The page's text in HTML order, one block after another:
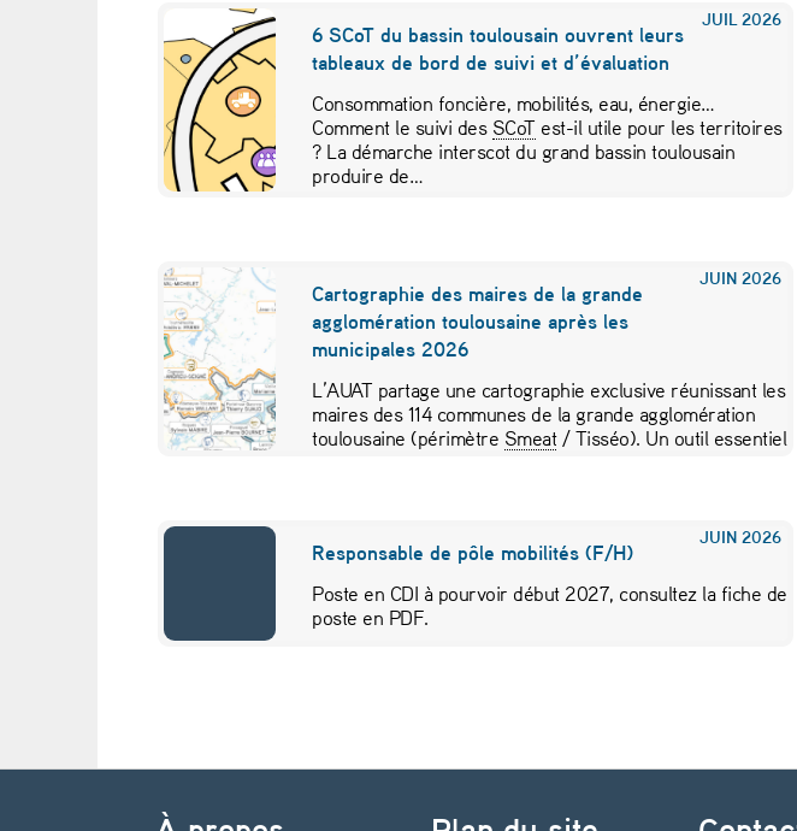
:
«
U
n
a
l
t
e
n
t
v
e
JUIL 2026
6 SCoT du bassin toulousain ouvrent leurs
tableaux de bord de suivi et d’évaluation
Consommation foncière, mobilités, eau, énergie…
Comment le suivi des SCoT est-il utile pour les territoires
? La démarche interscot du grand bassin toulousain
produire de…
JUIN 2026
Cartographie des maires de la grande
agglomération toulousaine après les
municipales 2026
L’AUAT partage une cartographie exclusive réunissant les
maires des 114 communes de la grande agglomération
toulousaine (périmètre Smeat/ Tisséo). Un outil essentiel
JUIN 2026
Responsable de pôle mobilités (F/H)
Poste en CDI à pourvoir début 2027, consultez la fiche de
poste en PDF.
Navigation de l’article